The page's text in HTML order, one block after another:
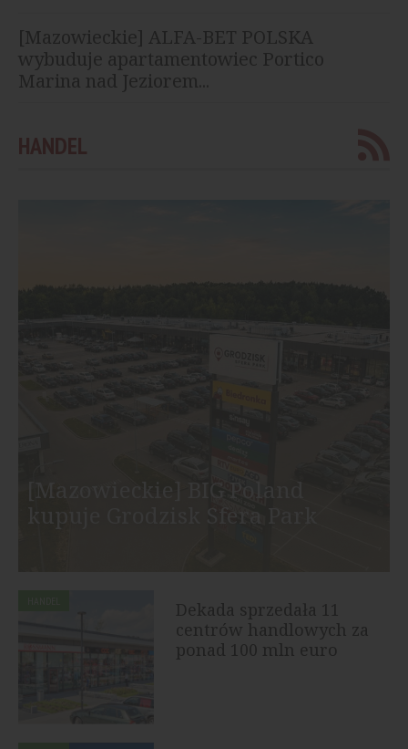
[Mazowieckie] ALFA-BET POLSKA
wybuduje apartamentowiec Portico
Marina nad Jeziorem...
HANDEL
Dekada sprzedała 11
centrów handlowych za
ponad 100 mln euro